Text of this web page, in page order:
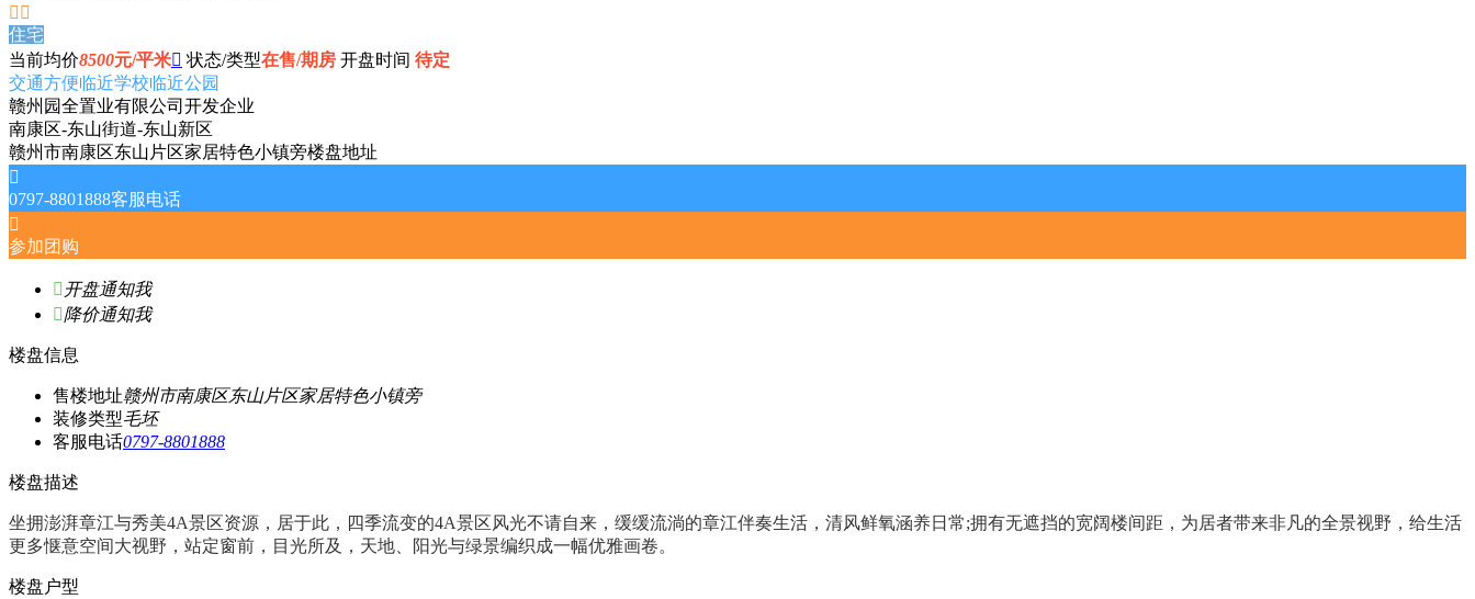
 
住宅
当前均价8500元/平米 状态/类型在售/期房 开盘时间 待定
交通方便临近学校临近公园
赣州园全置业有限公司 开发企业
南康区-东山街道-东山新区
赣州市南康区东山片区家居特色小镇旁楼盘地址

0797-8801888客服电话

参加团购
 开盘通知我
降价通知我
楼盘信息
售楼地址赣州市南康区东山片区家居特色小镇旁
装修类型毛坯
客服电话0797-8801888
楼盘描述
坐拥澎湃章江与秀美4A景区资源，居于此，四季流变的4A景区风光不请自来，缓缓流淌的章江伴奏生活，清风鲜氧涵养日常;拥有无遮挡的宽阔楼间距，为居者带来非凡的全景视野，给生活
更多惬意空间大视野，站定窗前，目光所及，天地、阳光与绿景编织成一幅优雅画卷。
楼盘户型